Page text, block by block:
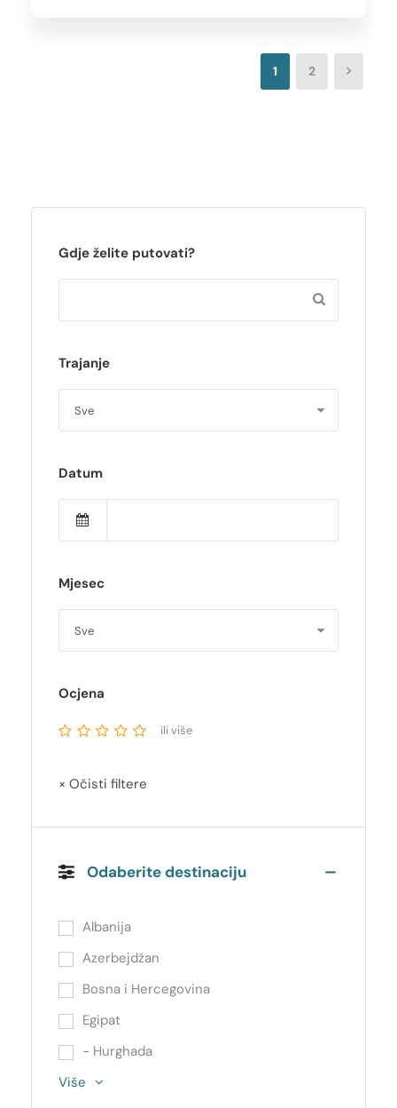
1 2
Gdje želite putovati?
Trajanje
Datum
Mjesec
Ocjena
ili više
× Očisti filtere
Odaberite destinaciju
Albanija
Azerbejdžan
Bosna i Hercegovina
Egipat
- Hurghada
Više